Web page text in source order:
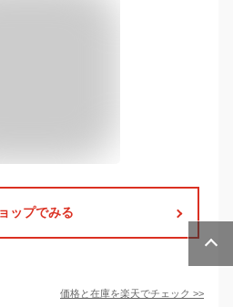
ップでみる
価格と在庫を楽天でチェック >>